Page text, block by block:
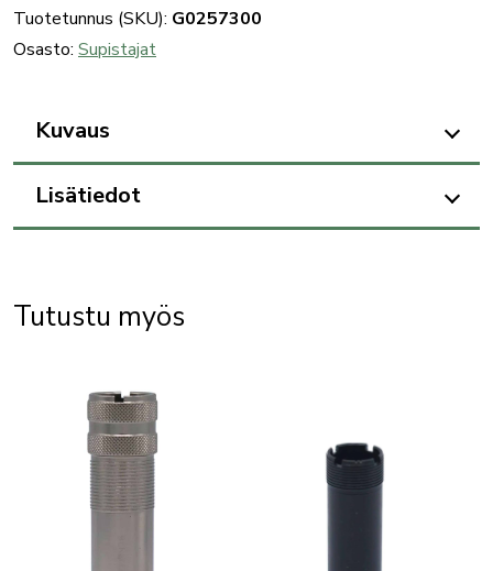
adapteri-
/supistajaholkki
määrä
Tuotetunnus (SKU): G0257300
Osasto: Supistajat
Kuvaus
Lisätiedot
Tutustu myös